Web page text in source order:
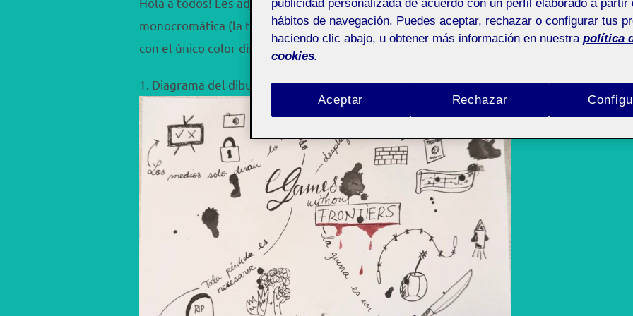
monocromática (la tinta china y yo seguimos en conversaciones para hacernos más
con el único color disruptivo siendo el rojo que me parece toca bastante el tema que
1. Diagrama del dibujo sobre Games without frontiers
publicidad personalizada de acuerdo con un perfil elaborado a partir
hábitos de navegación. Puedes aceptar, rechazar o configurar tus
haciendo clic abajo, u obtener más información en nuestra política
cookies.
Rechazar
Aceptar